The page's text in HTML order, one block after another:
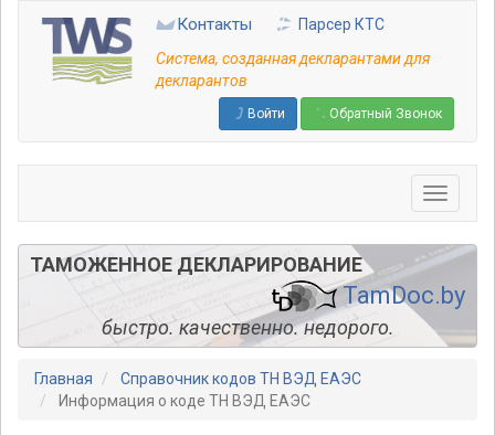
основному
содержанию
Контакты
Парсер КТС
Система, созданная декларантами для
декларантов
Войти Обратный Звонок
ТАМОЖЕННОЕ ДЕКЛАРИРОВАНИЕ
TamDoc.by
быстро. качественно. недорого.
Главная
Справочник кодов ТН ВЭД ЕАЭС
Информация о коде ТН ВЭД ЕАЭС